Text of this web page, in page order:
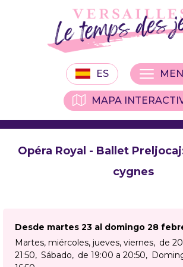
ES
MAPA
Opéra Royal - Ballet
cygnes
Desde martes 23 al domingo 28
Martes, miércoles, jueves, viernes
de
21:50
Sábado de 19:00 a 20:50